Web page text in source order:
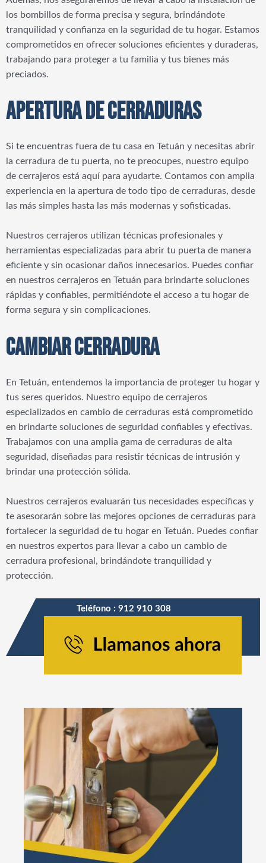
los bombillos de forma precisa y segura, brindándote
tranquilidad y confianza en la seguridad de tu hogar. Estamos
comprometidos en ofrecer soluciones eficientes y duraderas,
trabajando para proteger a tu familia y tus bienes más
preciados.
APERTURA DE CERRADURAS
Si te encuentras fuera de tu casa en Tetuán y necesitas abrir
la cerradura de tu puerta, no te preocupes, nuestro equipo
de cerrajeros está aquí para ayudarte. Contamos con amplia
experiencia en la apertura de todo tipo de cerraduras, desde
las más simples hasta las más modernas y sofisticadas.
Nuestros cerrajeros utilizan técnicas profesionales y
herramientas especializadas para abrir tu puerta de manera
eficiente y sin ocasionar daños innecesarios. Puedes confiar
en nuestros cerrajeros en Tetuán para brindarte soluciones
rápidas y confiables, permitiéndote el acceso a tu hogar de
forma segura y sin complicaciones.
CAMBIAR CERRADURA
En Tetuán, entendemos la importancia de proteger tu hogar y
tus seres queridos. Nuestro equipo de cerrajeros
especializados en cambio de cerraduras está comprometido
en brindarte soluciones de seguridad confiables y efectivas.
Trabajamos con una amplia gama de cerraduras de alta
seguridad, diseñadas para resistir técnicas de intrusión y
brindar una protección sólida.
Nuestros cerrajeros evaluarán tus necesidades específicas y
te asesorarán sobre las mejores opciones de cerraduras para
fortalecer la seguridad de tu hogar en Tetuán. Puedes confiar
en nuestros expertos para llevar a cabo un cambio de
cerradura profesional, brindándote tranquilidad y
protección.
Teléfono : 912 910 308